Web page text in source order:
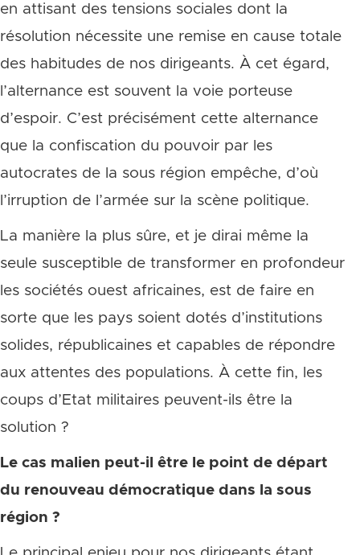
en attisant des tensions sociales dont la
résolution nécessite une remise en cause totale
des habitudes de nos dirigeants. À cet égard,
l’alternance est souvent la voie porteuse
d’espoir. C’est précisément cette alternance
que la confiscation du pouvoir par les
autocrates de la sous région empêche, d’où
l’irruption de l’armée sur la scène politique.
La manière la plus sûre, et je dirai même la
seule susceptible de transformer en profondeur
les sociétés ouest africaines, est de faire en
sorte que les pays soient dotés d’institutions
solides, républicaines et capables de répondre
aux attentes des populations. À cette fin, les
coups d’Etat militaires peuvent-ils être la
solution ?
Le cas malien peut-il être le point de départ
du renouveau démocratique dans la sous
région ?